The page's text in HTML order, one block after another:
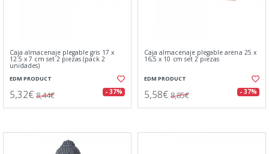
Caja almacenaje plegable gris 17 x
12.5 x 7 cm set 2 piezas (pack 2
unidades)
EDM PRODUCT
5,32€ 8,44€ - 37%
Caja almacenaje plegable arena 25 x
16,5 x 10 cm set 2 piezas
EDM PRODUCT
5,58€ 8,85€ - 37%